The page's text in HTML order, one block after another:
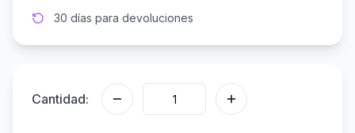
30 días para devoluciones
Cantidad: